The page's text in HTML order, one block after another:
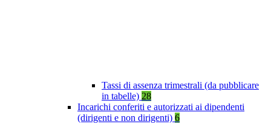
Tassi di assenza trimestrali (da pubblicare
in tabelle) 28
Incarichi conferiti e autorizzati ai dipendenti
(dirigenti e non dirigenti) 6